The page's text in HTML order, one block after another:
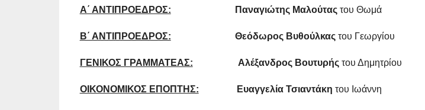
Α΄ ΑΝΤΙΠΡΟΕΔΡΟΣ: Παναγιώτης Μαλούτας του Θωμά
Β΄ ΑΝΤΙΠΡΟΕΔΡΟΣ: Θεόδωρος Βυθούλκας του Γεωργίου
ΓΕΝΙΚΟΣ ΓΡΑΜΜΑΤΕΑΣ: Αλέξανδρος Βουτυρής του Δημητρίου
ΟΙΚΟΝΟΜΙΚΟΣ ΕΠΟΠΤΗΣ: Ευαγγελία Τσιαντάκη του Ιωάννη